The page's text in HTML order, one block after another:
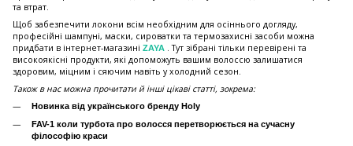
та втрат.
Щоб забезпечити локони всім необхідним для осіннього догляду,
професійні шампуні, маски, сироватки та термозахисні засоби можна
придбати в інтернет-магазині ZAYA . Тут зібрані тільки перевірені та
високоякісні продукти, які допоможуть вашим волоссю залишатися
здоровим, міцним і сяючим навіть у холодний сезон.
Також в нас можна прочитати й інші цікаві статті, зокрема:
Новинка від українського бренду Holy
FAV-1 коли турбота про волосся перетворюється на сучасну
філософію краси